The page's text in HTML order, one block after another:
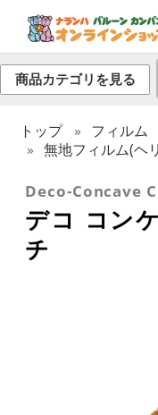
商品カテゴリを見る
トップ フィルム
無地フィルム(ヘ
Deco-Concave
デコ コン
チ